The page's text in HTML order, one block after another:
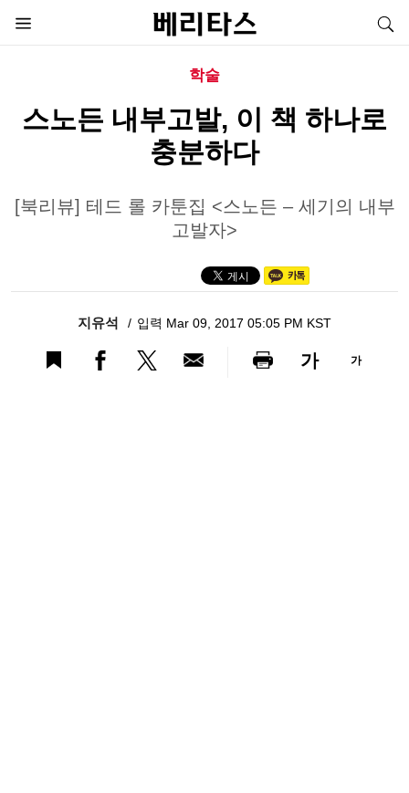
학술
스노든 내부고발, 이 책 하나로
충분하다
[북리뷰] 테드 롤 카툰집 <스노든 – 세기의 내부
고발자>
지유석 입력 Mar 09, 2017 05:05 PM KST
가 가